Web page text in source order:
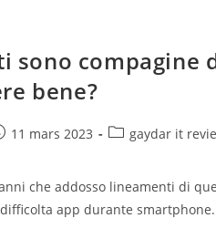
sono compagine
bene?
11 mars 2023
Postgaydar it
che addosso lineamenti di
app durante smartphone.